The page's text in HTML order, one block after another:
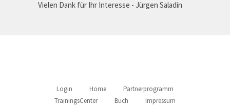
Vielen Dank für Ihr Interesse - Jürgen Saladin
Login Home
Partnerprogramm
TrainingsCenter
Buch Impressum